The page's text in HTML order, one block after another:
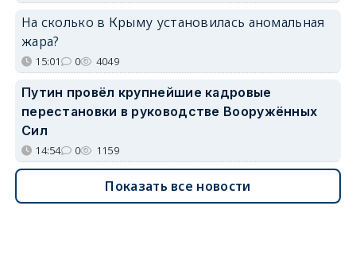
На сколько в Крыму установилась аномальная
жара?
15:01 0 4049
Путин провёл крупнейшие кадровые
перестановки в руководстве Вооружённых
Сил
14:54 0 1159
Показать все новости